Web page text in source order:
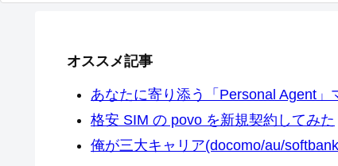
オススメ記事
あなたに寄り添う「Personal Agent」
格安 SIM の povo を新規契約してみた
俺が三大キャリア(docomo/au/